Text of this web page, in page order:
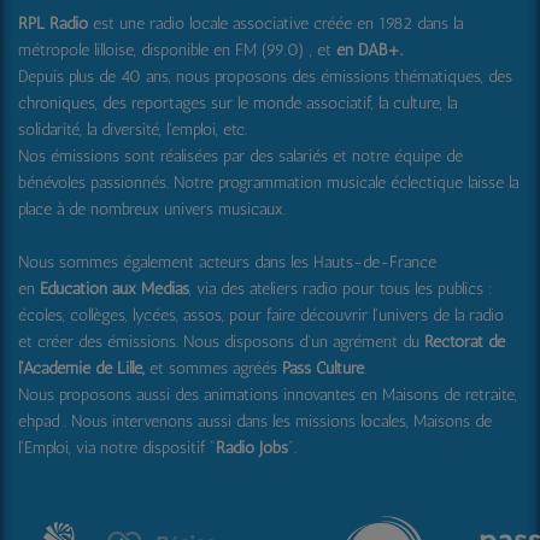
RPL Radio est une radio locale associative créée en 1982 dans la
métropole lilloise, disponible en FM (99.0) , et en DAB+.
Depuis plus de 40 ans, nous proposons des émissions thématiques, des
chroniques, des reportages sur le monde associatif, la culture, la
solidarité, la diversité, l'emploi, etc.
Nos émissions sont réalisées par des salariés et notre équipe de
bénévoles passionnés. Notre programmation musicale éclectique laisse la
place à de nombreux univers musicaux.
Nous sommes également acteurs dans les Hauts-de-France
en Education aux Médias, via des ateliers radio pour tous les publics :
écoles, collèges, lycées, assos, pour faire découvrir l'univers de la radio
et créer des émissions. Nous disposons d'un agrément du Rectorat de
l'Académie de Lille, et sommes agréés Pass Culture.
Nous proposons aussi des animations innovantes en Maisons de retraite,
ehpad . Nous intervenons aussi dans les missions locales, Maisons de
l'Emploi, via notre dispositif "Radio Jobs".